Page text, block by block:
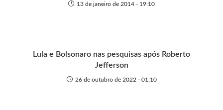
13 de janeiro de 2014 - 19:10
Lula e Bolsonaro nas pesquisas após Roberto
Jefferson
26 de outubro de 2022 - 01:10